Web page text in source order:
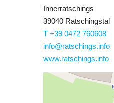
Innerratschings
39040 Ratschingstal
T +39 0472 760608
info@ratschings.info
www.ratschings.info